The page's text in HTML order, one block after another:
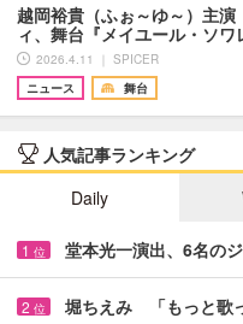
越岡裕貴（ふぉ～ゆ～）主
ィ、舞台『メイユール・ソ
2026.4.11 ｜ SPICER
ニュース
舞台
人気記事ランキング
Daily
1 位 堂本光一演出、6名の
2 位 堀ちえみ 「もっと歌